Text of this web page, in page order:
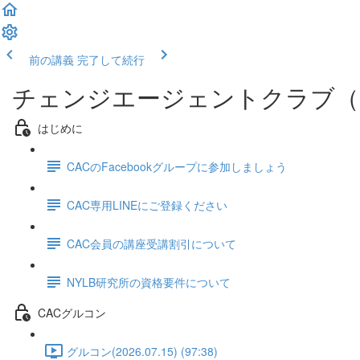
前の講義 完了して続行
チェンジエージェントクラブ
はじめに
CACのFacebookグループに参加しましょう
CAC専用LINEにご登録ください
CAC会員の講座受講割引について
NYLB研究所の資格要件について
CACグルコン
グルコン(2026.07.15) (97:38)